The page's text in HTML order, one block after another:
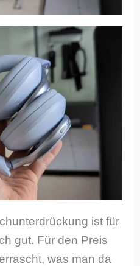
ist für
gut. Für den Preis
was man da